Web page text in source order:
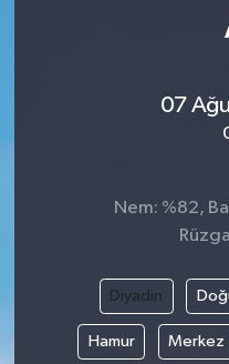
07
Nem: %82,
Diyadin
Hamur Merkez